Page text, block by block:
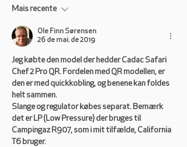
Mais recente
Ole Finn Sørensen
26 de mai. de 2019
Jeg købte den model der hedder Cadac Safari
Chef 2 Pro QR. Fordelen med QR modellen, er
den er med quickkobling, og benene kan foldes
helt sammen.
Slange og regulator købes separat. Bemærk
det er LP (Low Pressure) der bruges til
Campingaz R907, som i mit tilfælde, California
T6 bruger.